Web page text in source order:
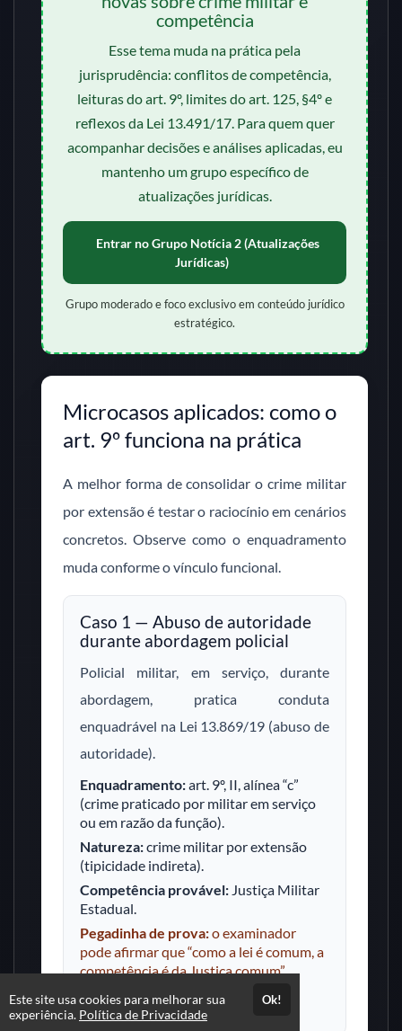
competência
Esse tema muda na prática pela
jurisprudência: conflitos de competência,
leituras do art. 9º, limites do art. 125, §4º e
reflexos da Lei 13.491/17. Para quem quer
acompanhar decisões e análises aplicadas, eu
mantenho um grupo específico de
atualizações jurídicas.
Entrar no Grupo Notícia 2 (Atualizações
Jurídicas)
Grupo moderado e foco exclusivo em conteúdo jurídico
estratégico.
Microcasos aplicados: como o
art. 9º funciona na prática
A melhor forma de consolidar o crime militar
por extensão é testar o raciocínio em cenários
concretos. Observe como o enquadramento
muda conforme o vínculo funcional.
Caso 1 — Abuso de autoridade
durante abordagem policial
Policial militar, em serviço, durante
abordagem, pratica conduta
enquadrável na Lei 13.869/19 (abuso de
autoridade).
Enquadramento:art. 9º, II, alínea “c”
(crime praticado por militar em serviço
ou em razão da função).
Natureza:crime militar por extensão
(tipicidade indireta).
Competência provável: Justiça Militar
Estadual.
Pegadinha de prova:o examinador
pode afirmar que “como a lei é comum, a
competência é da Justiça comum”.
desloca a competência.
Este site usa cookies para melhorar sua
experiência. Política de Privacidade
Ok!